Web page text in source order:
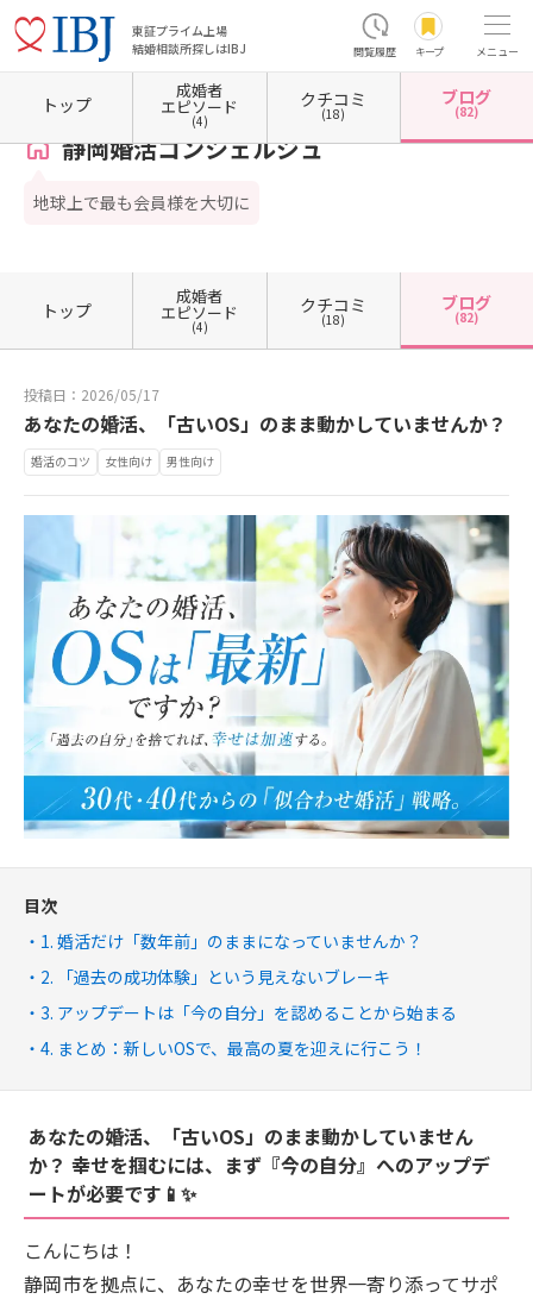
東証プライム上場
結婚相談所探しはIBJ
閲覧履歴 キープ メニュー
ホーム 静岡県の結婚相談所 静岡県静岡市 静岡県静岡市駿河区 静岡婚活コンシェル
静岡婚活コンシェルジュ
地球上で最も会員様を大切に
トップ
成婚者
エピソード
(4)
クチコミ
(18)
ブログ
(82)
トップ
成婚者
エピソード
(4)
クチコミ
(18)
ブログ
(82)
投稿日：2026/05/17
あなたの婚活、「古いOS」のまま動かしていませんか？
婚活のコツ 女性向け 男性向け
目次
1. 婚活だけ「数年前」のままになっていませんか？
2. 「過去の成功体験」という見えないブレーキ
3. アップデートは「今の自分」を認めることから始まる
4. まとめ：新しいOSで、最高の夏を迎えに行こう！
あなたの婚活、「古いOS」のまま動かしていません
か？ 幸せを掴むには、まず『今の自分』へのアップデ
ートが必要です📱✨
こんにちは！
静岡市を拠点に、あなたの幸せを世界一寄り添ってサポ